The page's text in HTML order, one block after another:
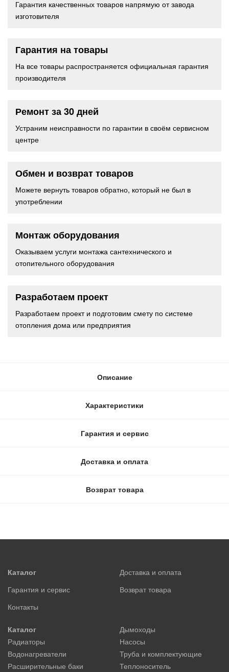
Гарантия качественных товаров напрямую от завода
изготовителя
Гарантия на товары
На все товары распространяется официальная гарантия
производителя
Ремонт за 30 дней
Устраним неисправности по гарантии в своём сервисном
центре
Обмен и возврат товаров
Можете вернуть товаров обратно, который не был в
употреблении
Монтаж оборудования
Оказываем услуги монтажа сантехнического и
отопительного оборудования
Разработаем проект
Разработаем проект и подготовим смету по системе
отопления дома или предприятия
Описание
Характеристики
Гарантия и сервис
Доставка и оплата
Возврат товара
Каталог
Доставка и оплата
Гарантия и сервис
Возврат товара
Контакты
Каталог
Дымоходы
Радиаторы
Насосы
Водонагреватели
Труба и комплектующие
Расширительные баки
Теплоноситель